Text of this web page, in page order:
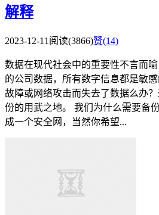
解释
2023-12-11 阅读(3866)赞(14)
数据在现代社会中的重要性不言而
的公司数据，所有数字信息都是敏
故障或网络攻击而失去了数据么办
份的用武之地。 我们为什么需要备
成一个安全网，当然你希望...